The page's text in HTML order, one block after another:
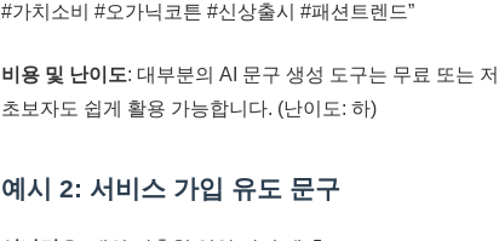
#가치소비 #오가닉코튼 #신상출시 #패션트렌드”
비용 및 난이도: 대부분의 AI 문구 생성 도구는 무료 또는
초보자도 쉽게 활용 가능합니다. (난이도: 하)
예시 2: 서비스 가입 유도 문구